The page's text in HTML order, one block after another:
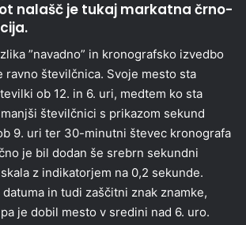
nalašč je tukaj markatna črno-
”navadno” in kronografsko izvedbo
ravno številčnica. Svoje mesto sta
ob 12. in 6. uri, medtem ko sta
številčnici s prikazom sekund
9. uri ter 30-minutni števec kronografa
je bil dodan še srebrn sekundni
z indikatorjem na 0,2 sekunde.
in tudi zaščitni znak znamke,
je dobil mesto v sredini nad 6. uro.